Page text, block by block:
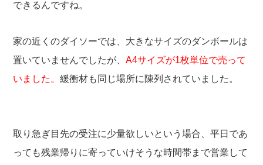
できるんですね。
家の近くのダイソーでは、大きなサイズのダンボールは
置いていませんでしたが、A4サイズが1枚単位で売って
いました。緩衝材も同じ場所に陳列されていました。
取り急ぎ目先の受注に少量欲しいという場合、平日であ
っても残業帰りに寄っていけそうな時間帯まで営業して